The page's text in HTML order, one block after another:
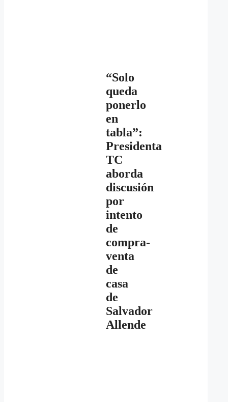
“Solo
queda
ponerlo
en
tabla”:
Presidenta
TC
aborda
discusión
por
intento
de
compra-
venta
de
casa
de
Salvador
Allende